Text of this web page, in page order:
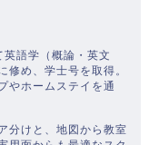
語学（概論・英文
修め、学士号を取得。
やホームステイを通
分けと、地図から教室